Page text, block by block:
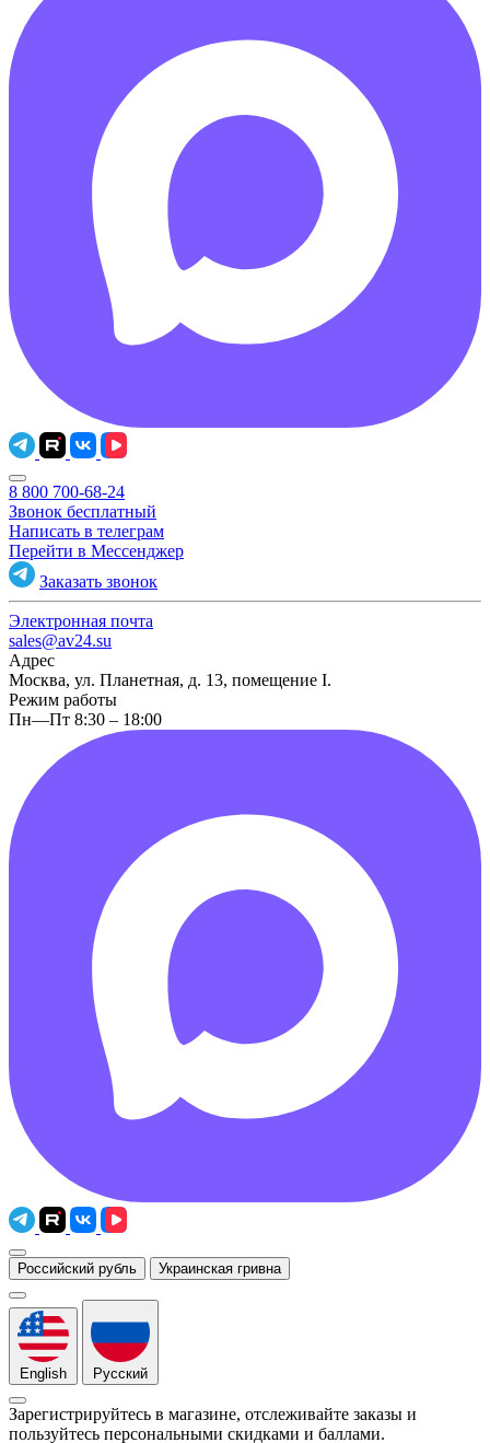
8 800 700-68-24
Звонок бесплатный
Написать в телеграм
Перейти в Мессенджер
Заказать звонок
Электронная почта
sales@av24.su
Адрес
Москва, ул. Планетная, д. 13, помещение I.
Режим работы
Пн—Пт 8:30 – 18:00
Российский рубль Украинская гривна
English Русский
Зарегистрируйтесь в магазине, отслеживайте заказы и
пользуйтесь персональными скидками и баллами.